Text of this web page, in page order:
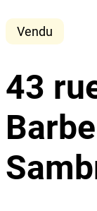
Vendu
43